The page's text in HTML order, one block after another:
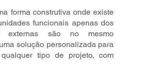
forma construtiva onde existe
funcionais apenas dos
externas são no mesmo
solução personalizada para
tipo de projeto, com